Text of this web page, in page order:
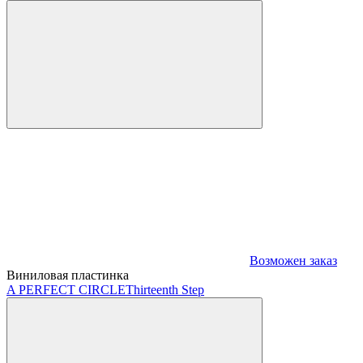
Возможен заказ
Виниловая пластинка
A PERFECT CIRCLEThirteenth Step